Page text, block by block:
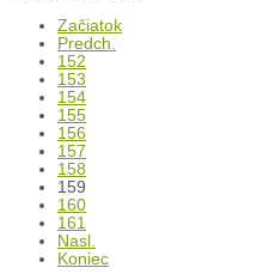
Začiatok
Predch.
152
153
154
155
156
157
158
159
160
161
Nasl.
Koniec